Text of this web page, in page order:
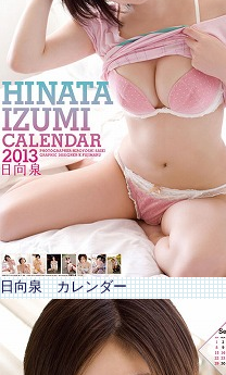
日向泉 カレンダー